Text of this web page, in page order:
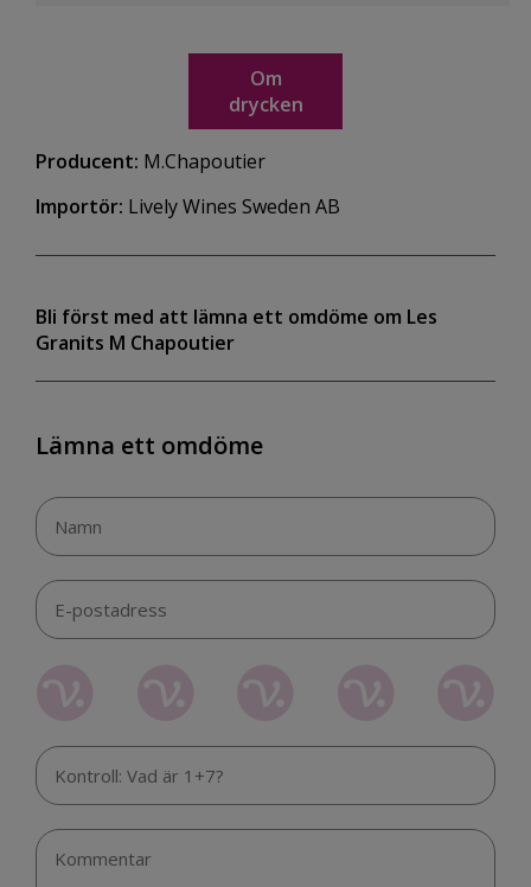
Om
drycken
Producent: M.Chapoutier
Importör: Lively Wines Sweden AB
Bli först med att lämna ett omdöme om Les
Granits M Chapoutier
Lämna ett omdöme